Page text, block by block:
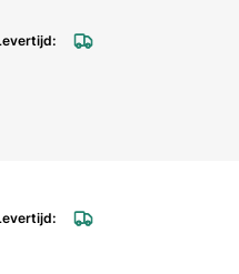
4" - NA115